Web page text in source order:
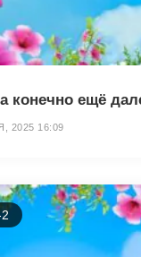
конечно ещё
2025 16:09